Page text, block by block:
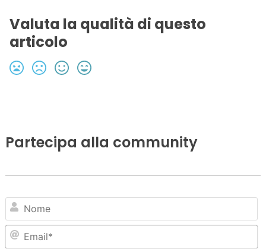
Valuta la qualità di questo
articolo
Partecipa alla community